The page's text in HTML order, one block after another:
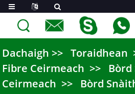
Dachaigh Toraidhean
Fibre Ceirmeach
Ceirmeach
Bòrd